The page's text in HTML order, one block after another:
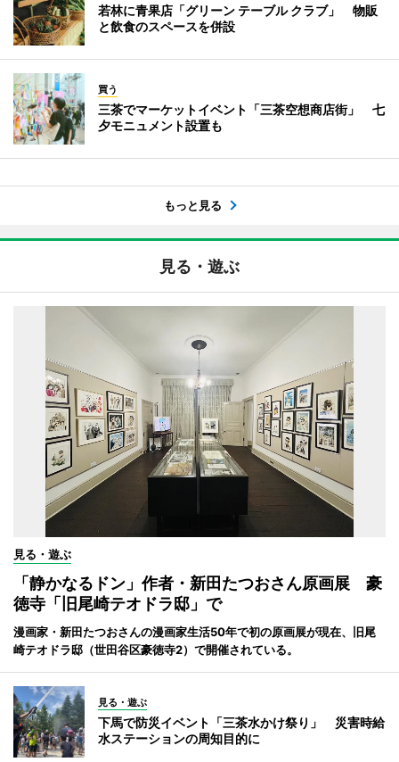
若林に青果店「グリーン テーブル クラブ」 物販
と飲食のスペースを併設
買う
三茶でマーケットイベント「三茶空想商店街」 七
夕モニュメント設置も
もっと見る
見る・遊ぶ
見る・遊ぶ
「静かなるドン」作者・新田たつおさん原画展 豪
徳寺「旧尾崎テオドラ邸」で
漫画家・新田たつおさんの漫画家生活50年で初の原画展が現在、旧尾
崎テオドラ邸（世田谷区豪徳寺2）で開催されている。
見る・遊ぶ
下馬で防災イベント「三茶水かけ祭り」 災害時給
水ステーションの周知目的に